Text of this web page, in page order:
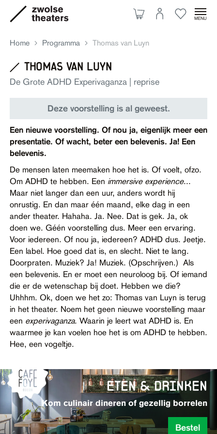
Aanbod
Je bezoek
Over ons
Eten & drinken
Ruimte huren
Contact
Toegankelijkheid
Home Programma Thomas van Luyn
thomas van luyn
De Grote ADHD Experivaganza | reprise
Deze voorstelling is al geweest.
Een nieuwe voorstelling. Of nou ja, eigenlijk meer een
presentatie. Of wacht, beter een belevenis. Ja! Een
belevenis.
De mensen laten meemaken hoe het is. Of voelt, ofzo.
Om ADHD te hebben. Een immersive experience...
Maar niet langer dan een uur, anders wordt hij
onrustig. En dan maar één maand, elke dag in een
ander theater. Hahaha. Ja. Nee. Dat is gek. Ja, ok
doen we. Géén voorstelling dus. Meer een ervaring.
Voor iedereen. Of nou ja, iedereen? ADHD dus. Jeetje.
Een label. Hoe goed dat is, en slecht. Niet te lang.
Doorpraten. Muziek? Ja! Muziek. (Opschrijven.) Als
een belevenis. En er moet een neuroloog bij. Of iemand
die er de wetenschap bij doet. Hebben we die?
Uhhhm. Ok, doen we het zo: Thomas van Luyn is terug
in het theater. Noem het geen nieuwe voorstelling maar
een experivaganza. Waarin je leert wat ADHD is. En
waarmee je kan voelen hoe het is om ADHD te hebben.
Hee, een vogeltje.
eten & drinken
Kom culinair dineren of gezellig borrelen
Bestel